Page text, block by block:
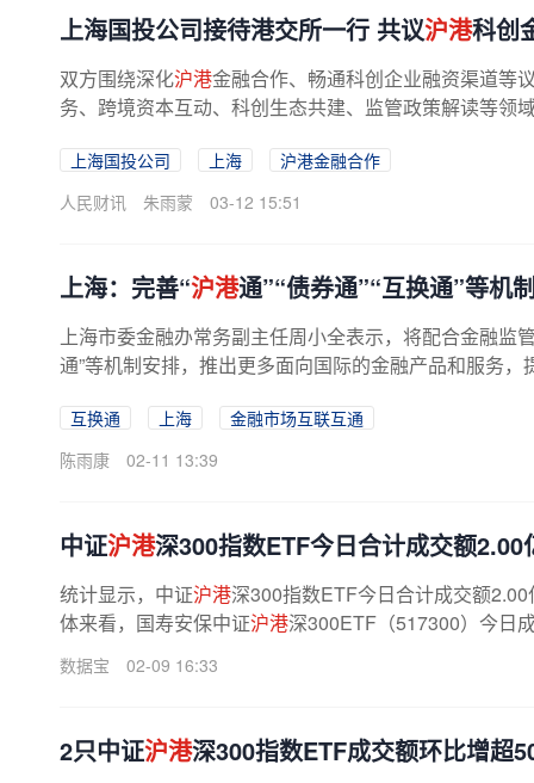
上海国投公司接待港交所一行 共议沪港科创
双方围绕深化沪港金融合作、畅通科创企业融资渠道等
务、跨境资本互动、科创生态共建、监管政策解读等领
上海国投公司 上海
沪港金融合作
人民财讯
朱雨蒙 03-12 15:51
上海：完善“沪港通”“债券通”“互换通”等机
上海市委金融办常务副主任周小全表示，将配合金融监
通”等机制安排，推出更多面向国际的金融产品和服务，
互换通 上海
金融市场互联互通
陈雨康
02-11 13:39
中证沪港深300指数ETF今日合计成交额
统计显示，中证沪港深300指数ETF今日合计成交额
体来看，国寿安保中证沪港深300ETF（517300）今日
数据宝 02-09 16:33
2只中证沪港深300指数ETF成交额环比增超